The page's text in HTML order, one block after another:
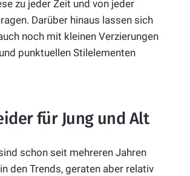
zu jeder Zeit und von jeder
Darüber hinaus lassen sich
noch mit kleinen Verzierungen
punktuellen Stilelementen
für Jung und Alt
schon seit mehreren Jahren
den Trends, geraten aber relativ